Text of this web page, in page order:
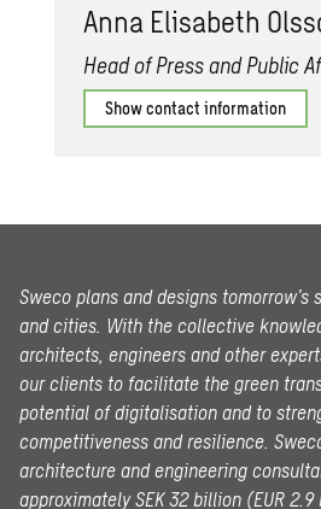
Anna Elis­a­beth
Head of Press and Public
Show contact information
Sweco plans and designs
and cities. With the collective
architects, engineers and other
our clients to facilitate the green
potential of digitalisation and to
competitiveness and resilience.
architecture and engineering
approximately SEK 32 billion (EUR